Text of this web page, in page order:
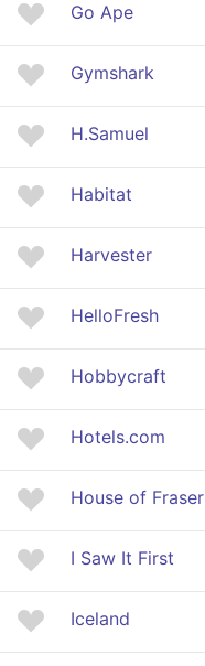
Go Ape
Gymshark
H.Samuel
Habitat
Harvester
HelloFresh
Hobbycraft
Hotels.com
House of Fraser
I Saw It First
Iceland